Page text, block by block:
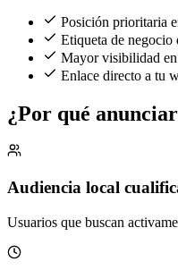
Posición prioritaria
Etiqueta de negocio
Mayor visibilidad en
Enlace directo a tu
¿Por qué
Audiencia local
Usuarios que buscan